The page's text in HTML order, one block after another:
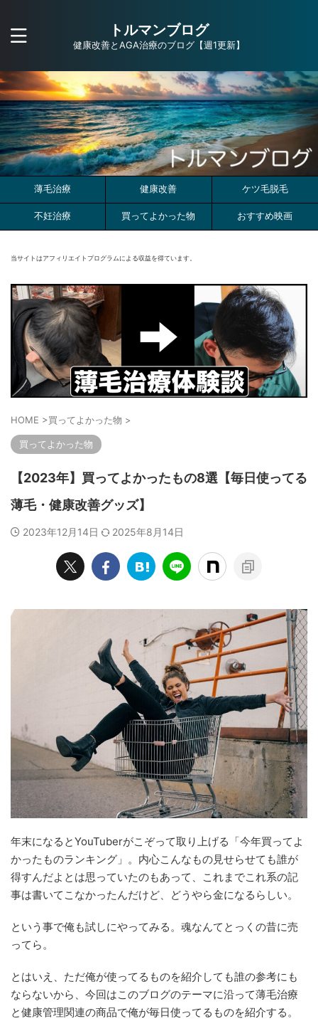
トルマンブログ
健康改善とAGA治療のブログ【週1更新】
薄毛治療 健康改善 ケツ毛脱毛
不妊治療 買ってよかった物 おすすめ映画
当サイトはアフィリエイトプログラムによる収益を得ています。
HOME >買ってよかった物 >
買ってよかった物
【2023年】買ってよかったもの8選【毎日使ってる
薄毛・健康改善グッズ】
2023年12月14日 2025年8月14日
年末になるとYouTuberがこぞって取り上げる「今年買ってよ
かったものランキング」。内心こんなもの見せらせても誰が
得すんだよとは思っていたのもあって、これまでこれ系の記
事は書いてこなかったんだけど、どうやら金になるらしい。
という事で俺も試しにやってみる。魂なんてとっくの昔に売
ってら。
とはいえ、ただ俺が使ってるものを紹介しても誰の参考にも
ならないから、今回はこのブログのテーマに沿って薄毛治療
と健康管理関連の商品で俺が毎日使ってるものを紹介する。